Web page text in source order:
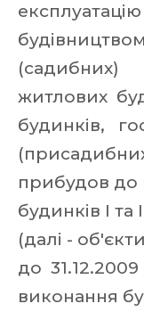
(садибних)
житлових
будинків,
прибудов до
будинків I та
(далі -
до
виконання